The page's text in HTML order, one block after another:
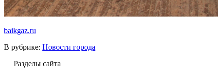
baikgaz.ru
В рубрике: Новости города
Разделы сайта